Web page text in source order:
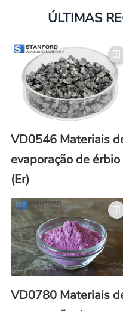
ÚLTIMAS
VD0546 Materiais
evaporação de érbio
(Er)
VD0780 Materiais